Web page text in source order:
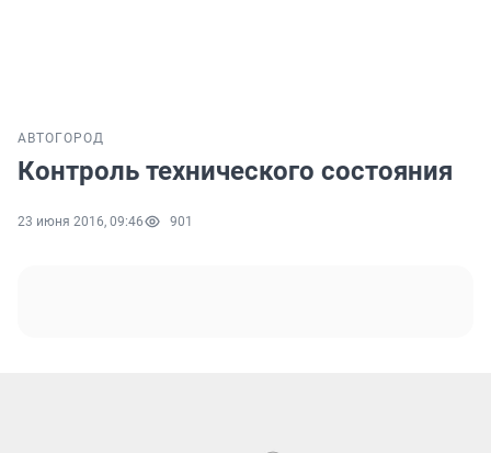
АВТО ГОРОД
Контроль технического состояния
23 июня 2016, 09:46 901